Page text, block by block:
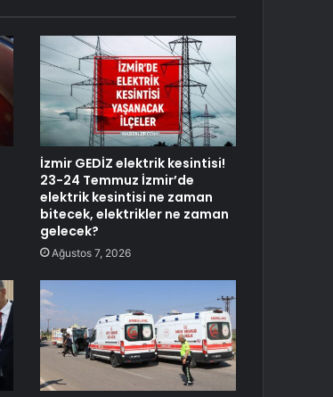
İzmir GEDİZ elektrik kesintisi!
23-24 Temmuz İzmir’de
elektrik kesintisi ne zaman
bitecek, elektrikler ne zaman
gelecek?
Ağustos 7, 2026